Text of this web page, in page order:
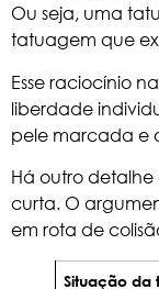
Ou seja, uma
tatuagem que
Esse raciocínio
liberdade
pele marcada e
Há outro
curta. O
em rota de
Situação da